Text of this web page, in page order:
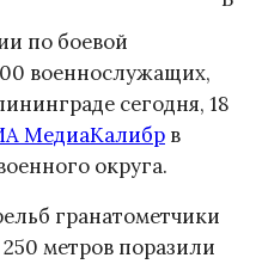
по боевой
военнослужащих,
сегодня, 18
МедиаКалибр в
округа.
гранатометчики
метров поразили